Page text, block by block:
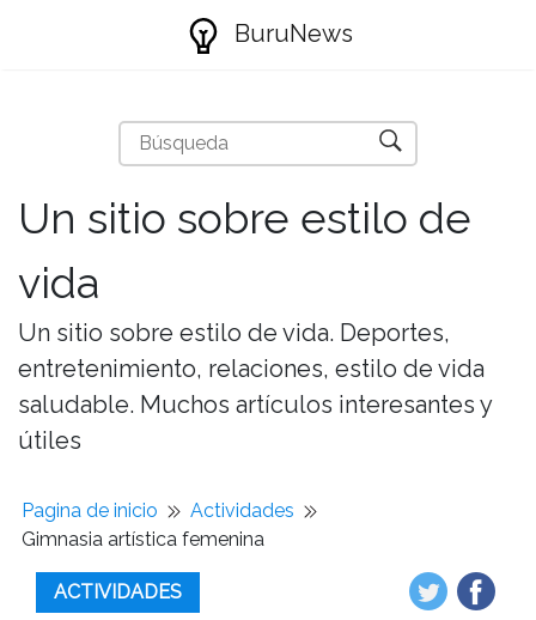
BuruNews
Un sitio sobre estilo de
vida
Un sitio sobre estilo de vida. Deportes,
entretenimiento, relaciones, estilo de vida
saludable. Muchos artículos interesantes y
útiles
Pagina de inicio
Actividades
Gimnasia artística femenina
ACTIVIDADES